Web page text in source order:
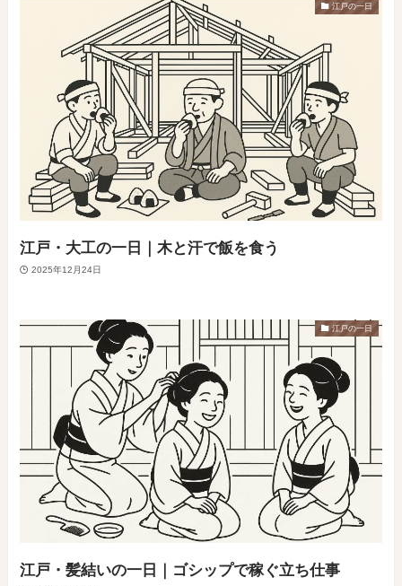
江戸の一日
江戸・大工の一日｜木と汗で飯を食う
2025年12月24日
江戸の一日
江戸・髪結いの一日｜ゴシップで稼ぐ立ち仕事